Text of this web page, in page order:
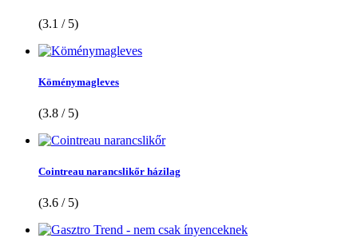
(3.1 / 5)
Köménymagleves
(3.8 / 5)
Cointreau narancslikőr házilag
(3.6 / 5)